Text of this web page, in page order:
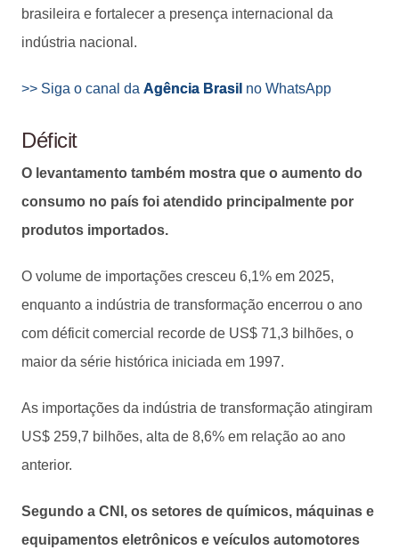
brasileira e fortalecer a presença internacional da
indústria nacional.
>> Siga o canal da Agência Brasil no WhatsApp
Déficit
O levantamento também mostra que o aumento do
consumo no país foi atendido principalmente por
produtos importados.
O volume de importações cresceu 6,1% em 2025,
enquanto a indústria de transformação encerrou o ano
com déficit comercial recorde de US$ 71,3 bilhões, o
maior da série histórica iniciada em 1997.
As importações da indústria de transformação atingiram
US$ 259,7 bilhões, alta de 8,6% em relação ao ano
anterior.
Segundo a CNI, os setores de químicos, máquinas e
equipamentos eletrônicos e veículos automotores